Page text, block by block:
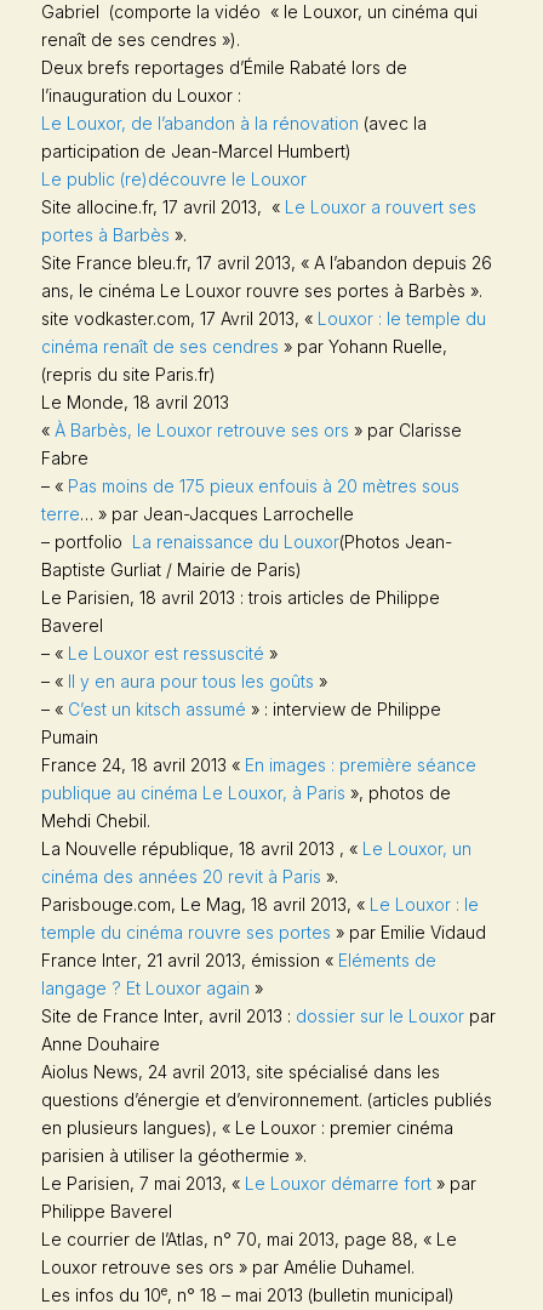
Gabriel (comporte la vidéo « le Louxor, un cinéma qui
renaît de ses cendres »).
Deux brefs reportages d’Émile Rabaté lors de
l’inauguration du Louxor :
Le Louxor, de l’abandon à la rénovation (avec la
participation de Jean-Marcel Humbert)
Le public (re)découvre le Louxor
Site allocine.fr, 17 avril 2013, « Le Louxor a rouvert ses
portes à Barbès ».
Site France bleu.fr, 17 avril 2013, « A l’abandon depuis 26
ans, le cinéma Le Louxor rouvre ses portes à Barbès ».
site vodkaster.com, 17 Avril 2013, « Louxor : le temple du
cinéma renaît de ses cendres » par Yohann Ruelle,
(repris du site Paris.fr)
Le Monde, 18 avril 2013
«À Barbès, le Louxor retrouve ses ors» par Clarisse
Fabre
– « Pas moins de 175 pieux enfouis à 20 mètres sous
terre… » par Jean-Jacques Larrochelle
– portfolio La renaissance du Louxor(Photos Jean-
Baptiste Gurliat / Mairie de Paris)
Le Parisien, 18 avril 2013 : trois articles de Philippe
Baverel
– « Le Louxor est ressuscité»
– « Il y en aura pour tous les goûts »
– « C’est un kitsch assumé » : interview de Philippe
Pumain
France 24, 18 avril 2013 « En images : première séance
publique au cinéma Le Louxor, à Paris », photos de
Mehdi Chebil.
La Nouvelle république, 18 avril 2013 , « Le Louxor, un
cinéma des années 20 revit à Paris ».
Parisbouge.com, Le Mag, 18 avril 2013, « Le Louxor : le
temple du cinéma rouvre ses portes» par Emilie Vidaud
France Inter, 21 avril 2013, émission « Eléments de
langage ? Et Louxor again »
Site de France Inter, avril 2013 : dossier sur le Louxor par
Anne Douhaire
Aiolus News, 24 avril 2013, site spécialisé dans les
questions d’énergie et d’environnement. (articles publiés
en plusieurs langues), « Le Louxor : premier cinéma
parisien à utiliser la géothermie ».
Le Parisien, 7 mai 2013, « Le Louxor démarre fort » par
Philippe Baverel
Le courrier de l’Atlas, n° 70, mai 2013, page 88, « Le
Louxor retrouve ses ors » par Amélie Duhamel.
Les infos du 10e, n° 18 – mai 2013 (bulletin municipal)